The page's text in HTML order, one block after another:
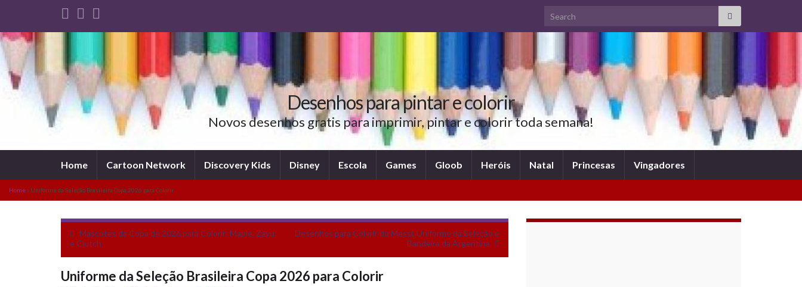
Desenhos para pintar e colorir
Novos desenhos gratis para imprimir, pintar e colorir toda semana!
Home Cartoon Network Discovery Kids Disney Escola Games Gloob Heróis Natal Princesas Vingadores
Home» Uniforme da Seleção Brasileira Copa 2026 para Colorir
Mascotes da Copa de 2026 para Colorir: Maple, Zayu
e Clutch
Desenhos para Colorir do Messi, Uniforme da Seleção e
Bandeira da Argentina
Uniforme da Seleção Brasileira Copa 2026 para Colorir